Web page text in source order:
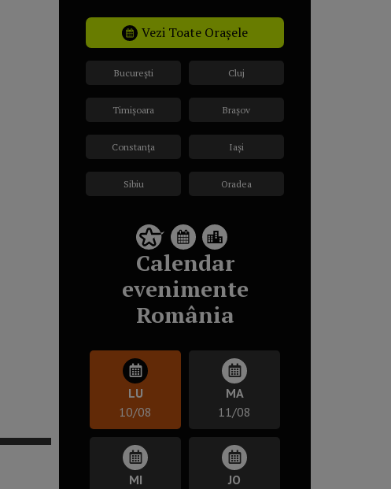
Vezi Toate Orașele
București
Timișoara
Constanța
Sibiu
Cluj
Brașov
Iași
Oradea
Calendar
evenimente
România
LU
10/08
MA
11/08
MI
JO